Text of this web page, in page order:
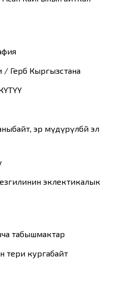
Герб Кыргызстана
эр мүдүрүлбөй эл
эклектикалык
табышмактар
тери кургабайт